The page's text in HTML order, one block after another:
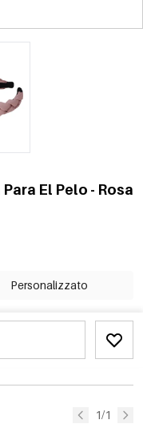
El Pelo - Rosa
Personalizzato
1/1